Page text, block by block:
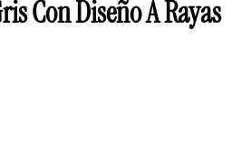
Con Diseño A Rayas